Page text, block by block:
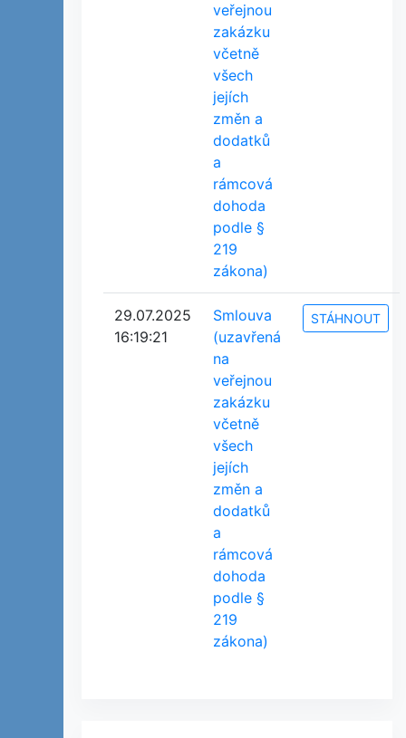
veřejnou
zakázku
včetně
všech
jejích
změn a
dodatků
a
rámcová
dohoda
podle §
219
zákona)
29.07.2025
16:19:21
Smlouva
(uzavřená
na
veřejnou
zakázku
včetně
všech
jejích
změn a
dodatků
a
rámcová
dohoda
podle §
219
zákona)
STÁHNOUT